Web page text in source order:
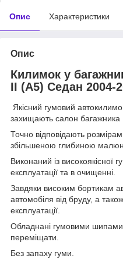
Опис Характеристики
Опис
Килимок у
II (A5) Седан 2004-
Якісний гумовий
захищають салон багажника
Точно відповідають розмірам
збільшеною глибиною
Виконаний із високоякісної
експлуатації та в очищенні.
Завдяки високим бортикам
автомобіля від бруду, а
експлуатації.
Обладнані гумовими
переміщати.
Без запаху гуми.